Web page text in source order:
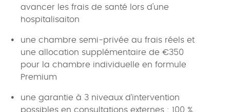
avancer les frais de santé lors d'une
hospitalisaiton
une chambre semi-privée au frais réels et
une allocation supplémentaire de €350
pour la chambre individuelle en formule
Premium
une garantie à 3 niveaux d’intervention
possibles en consultations externes : 100 %,